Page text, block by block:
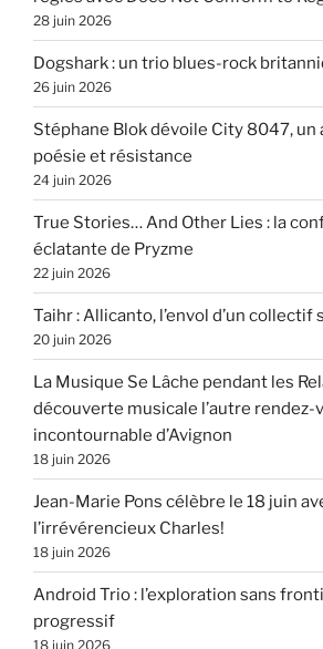
28 juin 2026
Dogshark : un trio blues-rock
26 juin 2026
Stéphane Blok dévoile City 8047, un
poésie et résistance
24 juin 2026
True Stories… And Other Lies : la
éclatante de Pryzme
22 juin 2026
Taihr : Allicanto, l’envol d’un
20 juin 2026
La Musique Se Lâche pendant les
découverte musicale l’autre rendez-
incontournable d’Avignon
18 juin 2026
Jean-Marie Pons célèbre le 18 juin
l’irrévérencieux Charles!
18 juin 2026
Android Trio : l’exploration sans
progressif
18 juin 2026